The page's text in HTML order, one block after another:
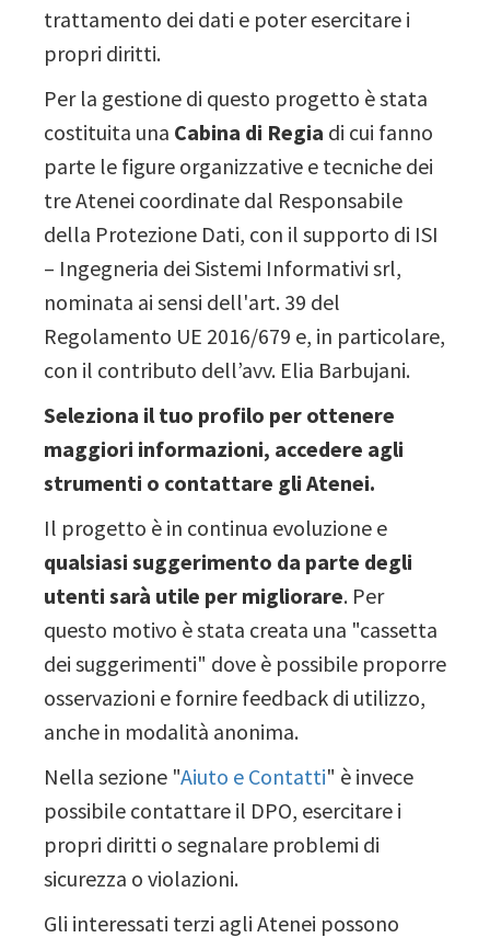
trattamento dei dati e poter esercitare i
propri diritti.
Per la gestione di questo progetto è stata
costituita una Cabina di Regia di cui fanno
parte le figure organizzative e tecniche dei
tre Atenei coordinate dal Responsabile
della Protezione Dati, con il supporto di ISI
– Ingegneria dei Sistemi Informativi srl,
nominata ai sensi dell'art. 39 del
Regolamento UE 2016/679 e, in particolare,
con il contributo dell’avv. Elia Barbujani.
Seleziona il tuo profilo per ottenere
maggiori informazioni, accedere agli
strumenti o contattare gli Atenei.
Il progetto è in continua evoluzione e
qualsiasi suggerimento da parte degli
utenti sarà utile per migliorare. Per
questo motivo è stata creata una "cassetta
dei suggerimenti" dove è possibile proporre
osservazioni e fornire feedback di utilizzo,
anche in modalità anonima.
Nella sezione "Aiuto e Contatti" è invece
possibile contattare il DPO, esercitare i
propri diritti o segnalare problemi di
sicurezza o violazioni.
Gli interessati terzi agli Atenei possono